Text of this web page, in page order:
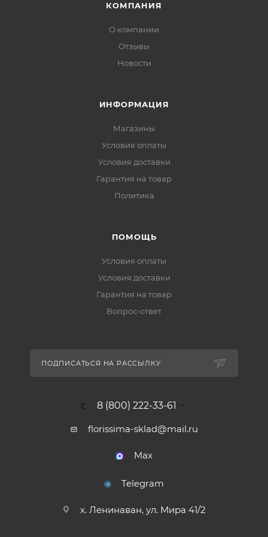
КОМПАНИЯ
О компании
Отзывы
Новости
ИНФОРМАЦИЯ
Магазины
Условия оплаты
Условия доставки
Гарантия на товар
Политика
ПОМОЩЬ
Условия оплаты
Условия доставки
Гарантия на товар
Вопрос-ответ
ПОДПИСАТЬСЯ НА РАССЫЛКУ
8 (800) 222-33-61
florissima-sklad@mail.ru
Max
Telegram
х. Ленинаван, ул. Мира 41/2